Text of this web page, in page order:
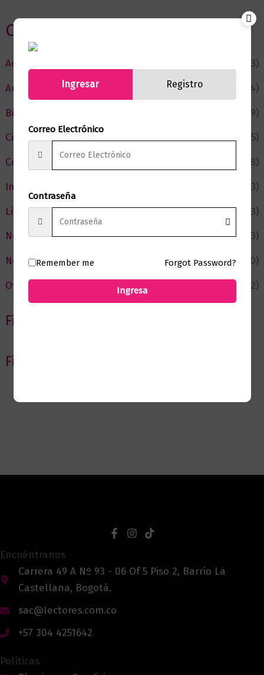
Categorias
Actualidad
(53)
Autor del Mes
(4)
Bienestar
(229)
Ciencia y Conocimiento
(75)
Cómic y Fantasía
(88)
Infantil y Juvenil
(213)
Literatura
(373)
Negocios
(43)
Novedades
(110)
Ofertas
(12)
Filtrar por Autor
Filtrar por editorial
Encuéntranos
Carrera 49 A Nº 93 - 06 Of 5 Piso 2, Barrio La
Castellana, Bogotá.
sac@lectores.com.co
+57 304 4251642
Políticas
Ingresar Registro
Correo Electrónico
Contraseña
Remember me Forgot Password?
Ingresa